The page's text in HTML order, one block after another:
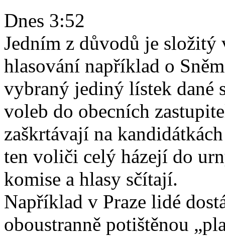
Dnes 3:52
Jedním z důvodů je
hlasování například o
vybraný jediný lístek dané
voleb do obecních
zaškrtávají na
ten voliči celý házejí do
komise a hlasy sčítají.
Například v Praze lidé
oboustranně potištěnou